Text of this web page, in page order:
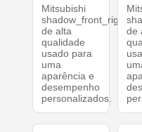
Mitsubishi
shadow_front_right
de alta
qualidade
usado para
uma
aparência e
desempenho
personalizados.
de